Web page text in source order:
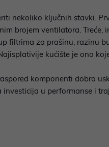
nekoliko ključnih stavki.
brojem ventilatora.
filtrima za prašinu, razinu
kućište je ono
komponenti dobro
u performanse i